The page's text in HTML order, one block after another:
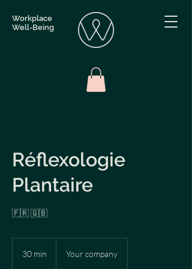
Workplace
Well-Being
Réflexologie
Plantaire
🇫🇷 🇬🇧
30 min Your company